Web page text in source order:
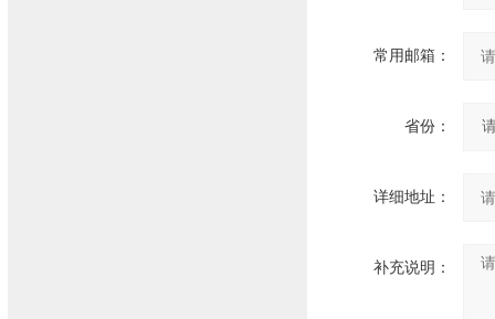
常用邮箱：
省份：
详细地址：
补充说明：